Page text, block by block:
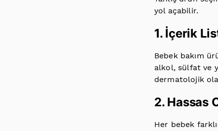
yol açabilir.
1. İçerik
Bebek bakım
alkol, sülfat ve
dermatolojik
2. Hassas
Her bebek